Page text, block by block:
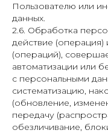
Пользователю или
данных.
2.6. Обработка
действие (операция)
(операций),
автоматизации или
с персональными
систематизацию,
(обновление,
передачу
обезличивание,